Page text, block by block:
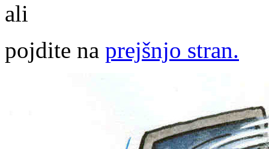
ali
pojdite na prejšnjo stran.